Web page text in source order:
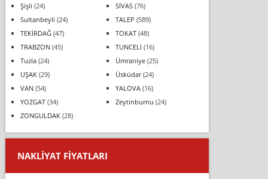
Şişli (24) SİVAS(76)
Sultanbeyli (24) TALEP (589)
TEKİRDAĞ(47) TOKAT(48)
TRABZON(45) TUNCELİ (16)
Tuzla(24) Ümraniye(25)
UŞAK(29) Üsküdar(24)
VAN(54) YALOVA(16)
YOZGAT(34) Zeytinburnu (24)
ZONGULDAK(28)
NAKLIYAT FIYATLARI